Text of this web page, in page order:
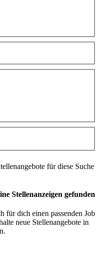
für diese Suche
Stellenanzeigen gefunden
für dich einen passenden Job
neue Stellenangebote in